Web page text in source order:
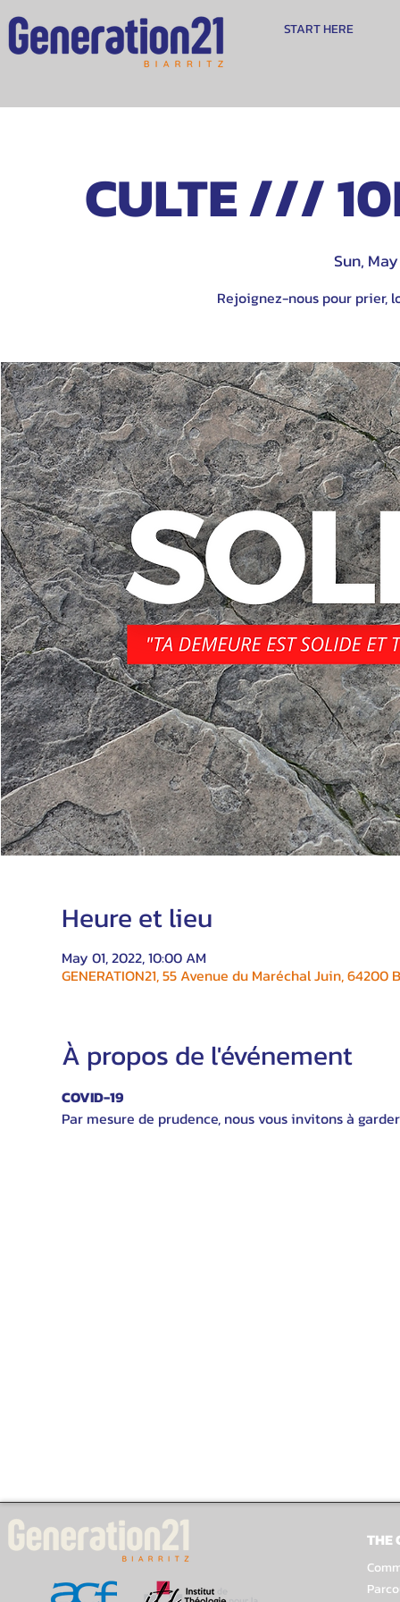
START HERE
CULTE ///
Sun,
Rejoignez-nous pour prier,
Heure et lieu
May 01, 2022, 10:00 AM
GENERATION21, 55 Avenue du Maréchal Juin, 64200
À propos de l'événement
COVID-19
Par mesure de prudence, nous vous invitons à
THE